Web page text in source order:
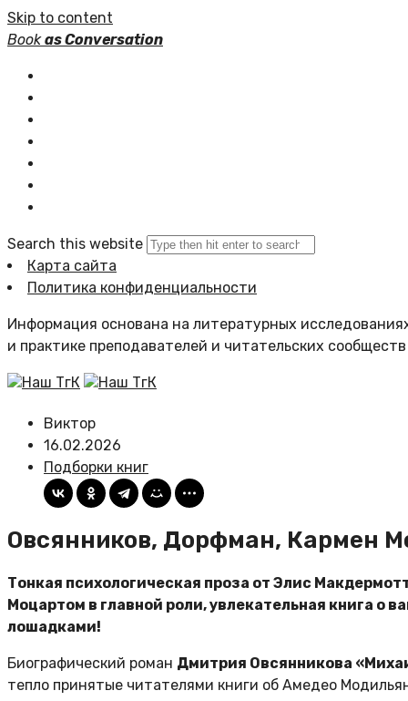
Skip to content
Bookas Conversation
Search this website
Карта сайта
Политика конфиденциальности
Информация основана на литературных
и практике преподавателей и читательских сообществ
Наш ТгК Наш ТгК
Виктор
16.02.2026
Подборки книг
Овсянников, Дорфман, Кармен
Тонкая психологическая проза от Элис
Моцартом в главной роли, увлекательная книга о
лошадками!
Биографический роман Дмитрия Овсянникова
тепло принятые читателями книги об Амедео